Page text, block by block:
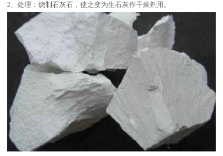
2、处理：烧制石灰石，使之变为生石灰作干燥剂用。